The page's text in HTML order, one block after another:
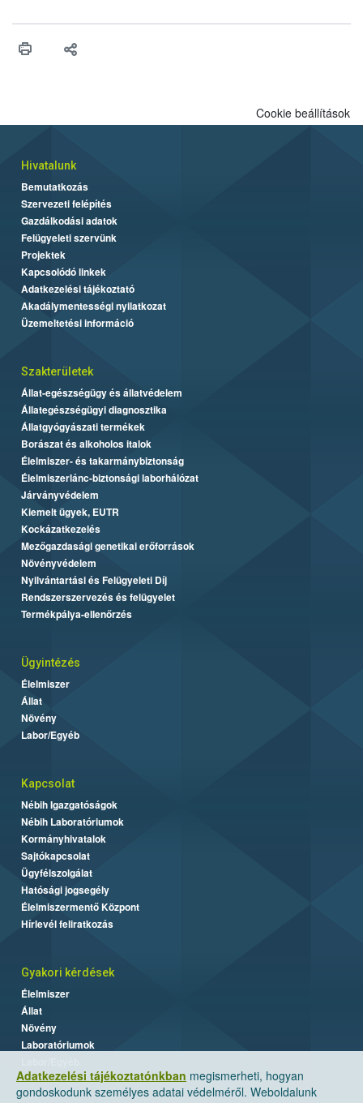
vonni az ebek viselkedésének megítélésében jártas szakértőt.
Adatkezelési tájékoztatónkban megismerheti, hogyan
gondoskodunk személyes adatai védelméről. Weboldalunk
Cookie beállítások
Hivatalunk
Bemutatkozás
Szervezeti felépítés
Gazdálkodási adatok
Felügyeleti szervünk
Projektek
Kapcsolódó linkek
Adatkezelési tájékoztató
Akadálymentességi nyilatkozat
Üzemeltetési információ
Szakterületek
Állat-egészségügy és állatvédelem
Állategészségügyi diagnosztika
Állatgyógyászati termékek
Borászat és alkoholos italok
Élelmiszer- és takarmánybiztonság
Élelmiszerlánc-biztonsági laborhálózat
Járványvédelem
Kiemelt ügyek, EUTR
Kockázatkezelés
Mezőgazdasági genetikai erőforrások
Növényvédelem
Nyilvántartási és Felügyeleti Díj
Rendszerszervezés és felügyelet
Termékpálya-ellenőrzés
Ügyintézés
Élelmiszer
Állat
Növény
Labor/Egyéb
Kapcsolat
Nébih Igazgatóságok
Nébih Laboratóriumok
Kormányhivatalok
Sajtókapcsolat
Ügyfélszolgálat
Hatósági jogsegély
Élelmiszermentő Központ
Hírlevél feliratkozás
Gyakori kérdések
Élelmiszer
Állat
Növény
Laboratóriumok